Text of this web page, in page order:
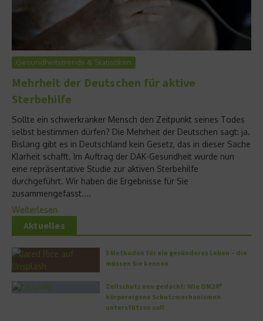
Gesundheitstrends & Statistiken
Mehrheit der Deutschen für aktive
Sterbehilfe
Sollte ein schwerkranker Mensch den Zeitpunkt seines Todes
selbst bestimmen dürfen? Die Mehrheit der Deutschen sagt: ja.
Bislang gibt es in Deutschland kein Gesetz, das in dieser Sache
Klarheit schafft. Im Auftrag der DAK-Gesundheit wurde nun
eine repräsentative Studie zur aktiven Sterbehilfe
durchgeführt. Wir haben die Ergebnisse für Sie
zusammengefasst....
Weiterlesen
Aktuelles
5 Methoden für ein gesünderes Leben – die
müssen Sie kennen
Zellschutz neu gedacht: Wie OM24®
körpereigene Schutzmechanismen
unterstützen soll